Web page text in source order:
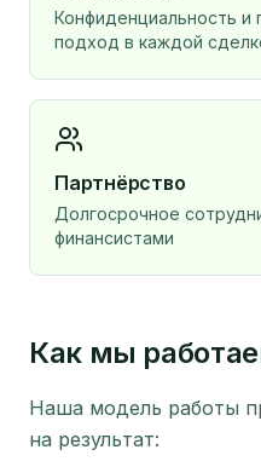
Конфиденциальность и
подход в каждой
Партнёрство
Долгосрочное
финансистами
Как мы
Наша модель работы
на результат: